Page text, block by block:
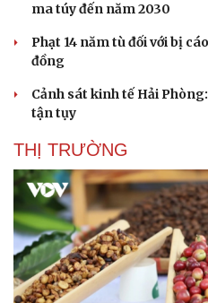
Sân khấu - Điện ảnh
Văn học
Âm nhạc
Di sản
ma túy đến năm 2030
Phạt 14 năm tù đối với bị
đồng
Cảnh sát kinh tế Hải
tận tụy
THỊ TRƯỜNG